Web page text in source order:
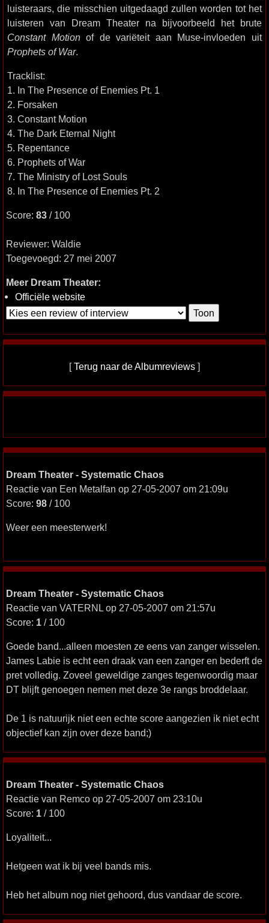
luisteraars, die misschien uitgedaagd zullen worden tot het
luisteren van Dream Theater na bijvoorbeeld het brute
Constant Motionof de variëteit aan Muse-invloeden uit
Prophets of War.
Tracklist:
1. In The Presence of Enemies Pt. 1
2. Forsaken
3. Constant Motion
4. The Dark Eternal Night
5. Repentance
6. Prophets of War
7. The Ministry of Lost Souls
8. In The Presence of Enemies Pt. 2
Score: 83 / 100
Reviewer: Waldie
Toegevoegd: 27 mei 2007
Meer Dream Theater:
Officiële website
[Terug naar de Albumreviews ]
Dream Theater - Systematic Chaos
Reactie van Een Metalfan op 27-05-2007 om 21:09u
Score: 98 / 100
Weer een meesterwerk!
Dream Theater - Systematic Chaos
Reactie van VATERNL op 27-05-2007 om 21:57u
Score: 1 / 100
Goede band...alleen moesten ze eens van zanger wisselen.
James Labie is echt een draak van een zanger en bederft de
pret volledig. Zoveel geweldige zanges tegenwoordig maar
DT blijft genoegen nemen met deze 3e rangs broddelaar.
De 1 is natuurijk niet een echte score aangezien ik niet echt
objectief kan zijn over deze band;)
Dream Theater - Systematic Chaos
Reactie van Remco op 27-05-2007 om 23:10u
Score: 1 / 100
Loyaliteit...
Hetgeen wat ik bij veel bands mis.
Heb het album nog niet gehoord, dus vandaar de score.